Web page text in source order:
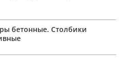
бетонные. Столбики